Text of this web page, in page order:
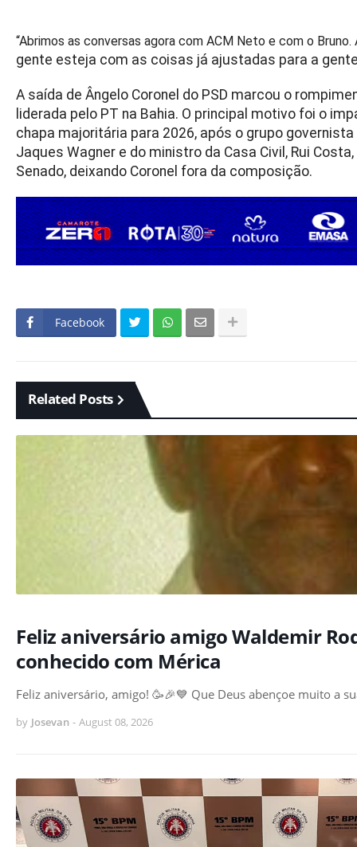
“Abrimos as conversas agora com ACM Neto e com o
gente esteja com as coisas já ajustadas para a
A saída de Ângelo Coronel do PSD marcou o
liderada pelo PT na Bahia. O principal motivo foi o
chapa majoritária para 2026, após o grupo
Jaques Wagner e do ministro da Casa Civil, Rui
Senado, deixando Coronel fora da composição.
Facebook
Related Posts
Feliz aniversário amigo Waldemir
conhecido com Mérica
Feliz aniversário, amigo! 🥳🎉💙 Que Deus abençoe muito a
by Josevan - August 08, 2026